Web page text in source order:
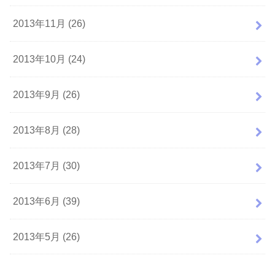
2013年11月 (26)
2013年10月 (24)
2013年9月 (26)
2013年8月 (28)
2013年7月 (30)
2013年6月 (39)
2013年5月 (26)